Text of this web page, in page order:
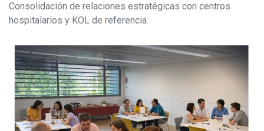
Consolidación de relaciones estratégicas con centros
hospitalarios y KOL de referencia.